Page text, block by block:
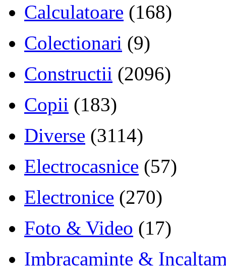
Calculatoare (168)
Colectionari (9)
Constructii (2096)
Copii (183)
Diverse (3114)
Electrocasnice (57)
Electronice (270)
Foto & Video (17)
Imbracaminte &